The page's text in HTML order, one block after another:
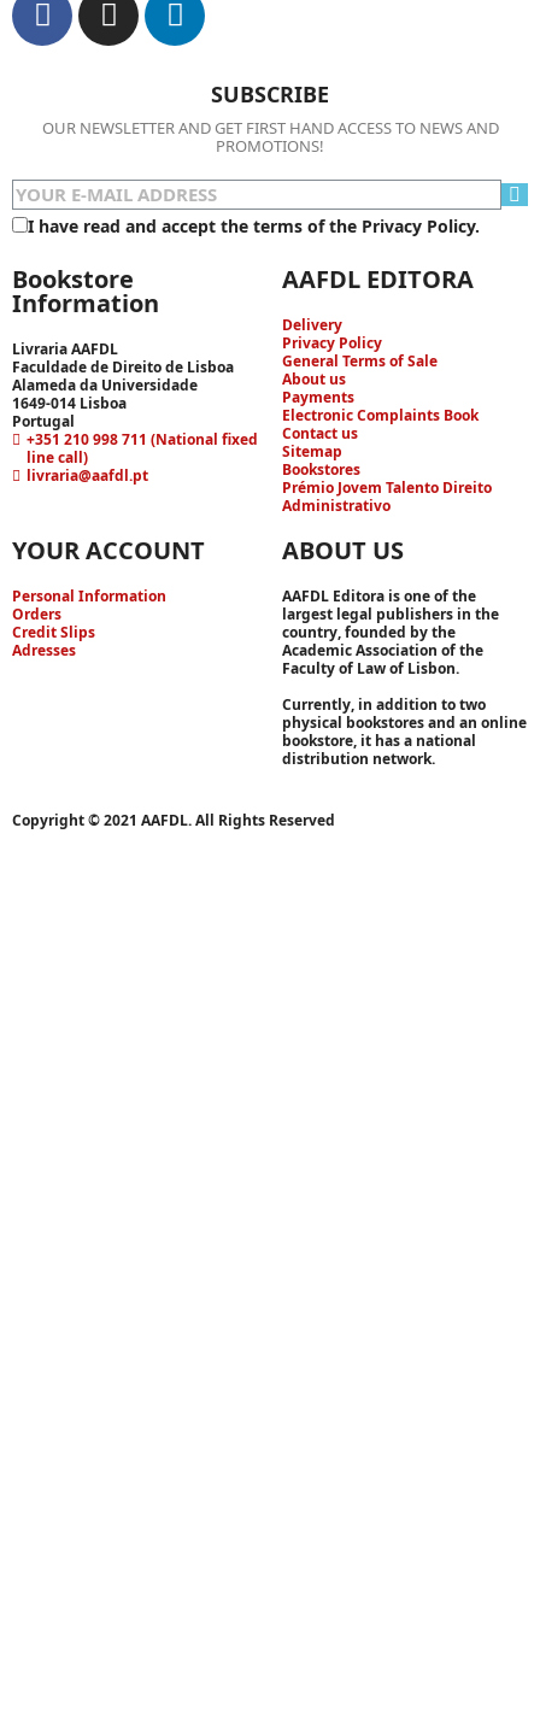
SUBSCRIBE
OUR NEWSLETTER AND GET FIRST HAND ACCESS TO NEWS AND
PROMOTIONS!
I have read and accept the terms of the Privacy Policy.
Bookstore
Information
Livraria AAFDL
Faculdade de Direito de Lisboa
Alameda da Universidade
1649-014 Lisboa
Portugal
+351 210 998 711 (National fixed
line call)
livraria@aafdl.pt
AAFDL EDITORA
Delivery
Privacy Policy
General Terms of Sale
About us
Payments
Electronic Complaints Book
Contact us
Sitemap
Bookstores
Prémio Jovem Talento Direito
Administrativo
YOUR ACCOUNT
Personal Information
Orders
Credit Slips
Adresses
ABOUT US
AAFDL Editora is one of the
largest legal publishers in the
country, founded by the
Academic Association of the
Faculty of Law of Lisbon.
Currently, in addition to two
physical bookstores and an online
bookstore, it has a national
distribution network.
Copyright © 2021 AAFDL. All Rights Reserved